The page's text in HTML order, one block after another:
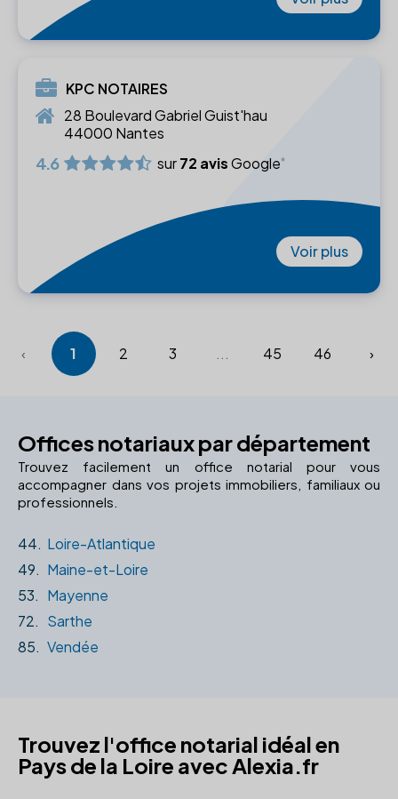
KPC NOTAIRES
28 Boulevard Gabriel Guist'hau
44000 Nantes
4.6 sur72 avisGoogle
Voir plus
‹ 1 2 3 ... 45 46 ›
Offices notariaux par département
Trouvez facilement un office notarial pour vous
accompagner dans vos projets immobiliers, familiaux ou
professionnels.
44. Loire-Atlantique
49. Maine-et-Loire
53. Mayenne
72. Sarthe
85. Vendée
Trouvez l'office notarial idéal en
Pays de la Loire avec Alexia.fr